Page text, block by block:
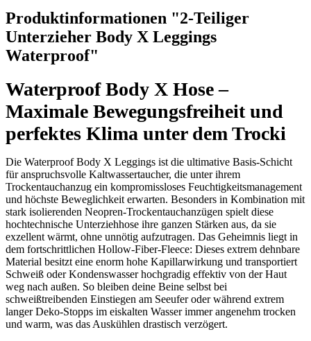
Produktinformationen "2-Teiliger
Unterzieher Body X Leggings
Waterproof"
Waterproof Body X Hose –
Maximale Bewegungsfreiheit und
perfektes Klima unter dem Trocki
Die Waterproof Body X Leggings ist die ultimative Basis-Schicht
für anspruchsvolle Kaltwassertaucher, die unter ihrem
Trockentauchanzug ein kompromissloses Feuchtigkeitsmanagement
und höchste Beweglichkeit erwarten. Besonders in Kombination mit
stark isolierenden Neopren-Trockentauchanzügen spielt diese
hochtechnische Unterziehhose ihre ganzen Stärken aus, da sie
exzellent wärmt, ohne unnötig aufzutragen. Das Geheimnis liegt in
dem fortschrittlichen Hollow-Fiber-Fleece: Dieses extrem dehnbare
Material besitzt eine enorm hohe Kapillarwirkung und transportiert
Schweiß oder Kondenswasser hochgradig effektiv von der Haut
weg nach außen. So bleiben deine Beine selbst bei
schweißtreibenden Einstiegen am Seeufer oder während extrem
langer Deko-Stopps im eiskalten Wasser immer angenehm trocken
und warm, was das Auskühlen drastisch verzögert.